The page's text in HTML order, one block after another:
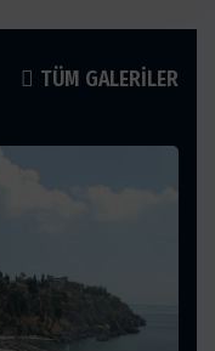
TÜM GALERILER